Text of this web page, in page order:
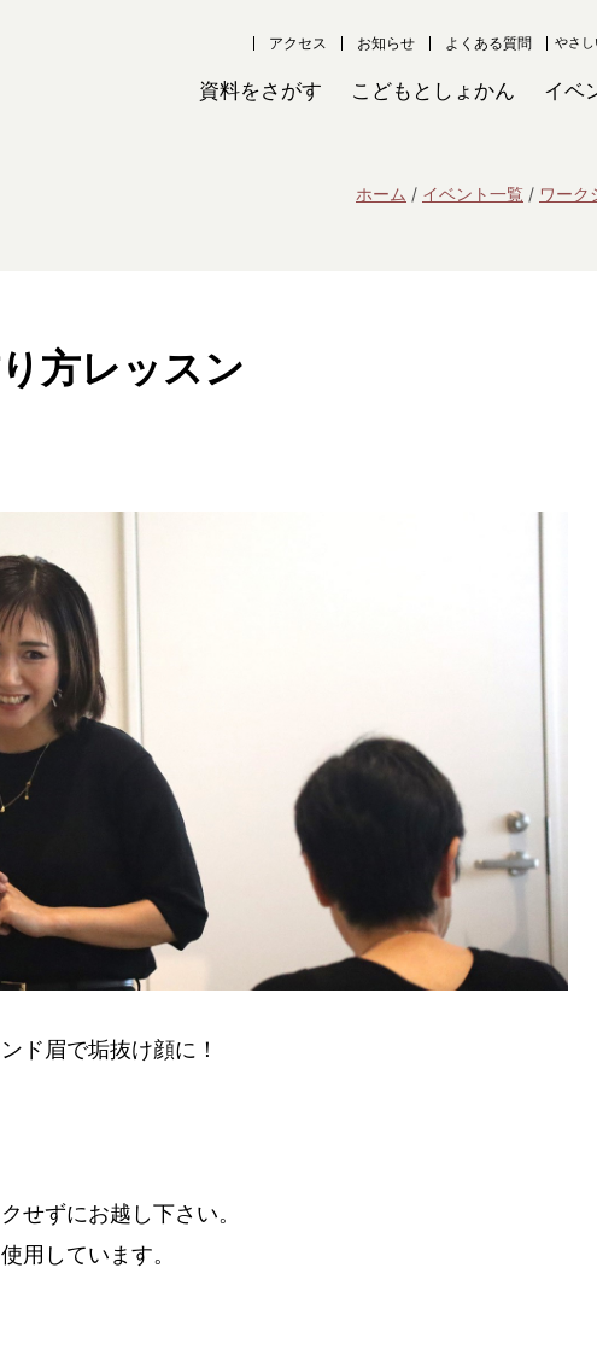
アクセス お知らせ よくある質問 やさ
資料をさがす こどもとしょかん イベ
ホーム イベント一覧 ワーク
方レッスン
ド眉で垢抜け顔に！
せずにお越し下さい。
用しています。